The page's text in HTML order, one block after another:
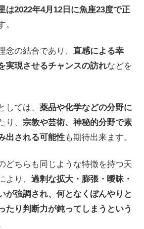
は2022年4月12日に魚座23度で正
。
念の結合であり、 直感による幸
実現させるチャンスの訪れなどを
しては、 薬品や化学などの分野に
り、 宗教や芸術、神秘的分野で素
出される可能性も期待出来ます。
どちらも同じような特徴を持つ天
より、 過剰な拡大・膨張・曖昧・
が強調され、何となくぼんやりと
たり判断力が鈍ってしまうという